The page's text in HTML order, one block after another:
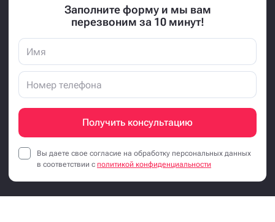
Заполните форму и мы вам
перезвоним за 10 минут!
Получить консультацию
Вы даете свое согласие на обработку персональных данных
в соответствии с политикой конфиденциальности